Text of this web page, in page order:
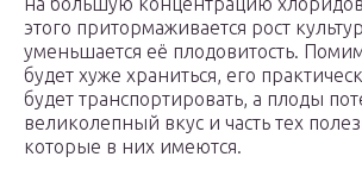
этого притормаживается рост
уменьшается её плодовитость.
будет хуже храниться, его
будет транспортировать, а плоды
великолепный вкус и часть тех
которые в них имеются.